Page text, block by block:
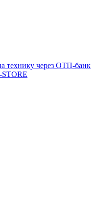
технику через ОТП-банк